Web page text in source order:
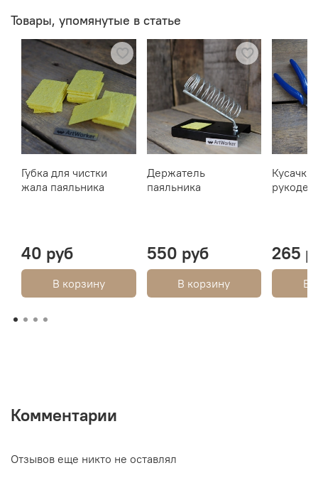
Товары, упомянутые в статье
Губка для чистки
жала паяльника
40 руб
В корзину
Держатель
паяльника
550 руб
В корзину
Кусачки
265
В
Комментарии
Отзывов еще никто не оставлял